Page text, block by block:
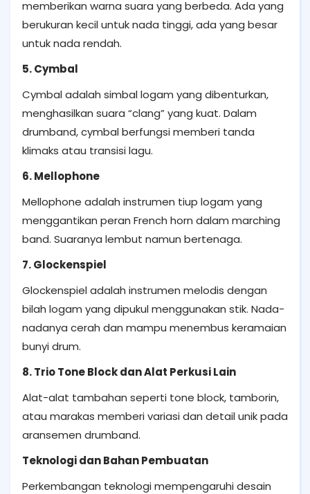
memberikan warna suara yang berbeda. Ada yang
berukuran kecil untuk nada tinggi, ada yang besar
untuk nada rendah.
5. Cymbal
Cymbal adalah simbal logam yang dibenturkan,
menghasilkan suara “clang” yang kuat. Dalam
drumband, cymbal berfungsi memberi tanda
klimaks atau transisi lagu.
6. Mellophone
Mellophone adalah instrumen tiup logam yang
menggantikan peran French horn dalam marching
band. Suaranya lembut namun bertenaga.
7. Glockenspiel
Glockenspiel adalah instrumen melodis dengan
bilah logam yang dipukul menggunakan stik. Nada-
nadanya cerah dan mampu menembus keramaian
bunyi drum.
8. Trio Tone Block dan Alat Perkusi Lain
Alat-alat tambahan seperti tone block, tamborin,
atau marakas memberi variasi dan detail unik pada
aransemen drumband.
Teknologi dan Bahan Pembuatan
Perkembangan teknologi mempengaruhi desain